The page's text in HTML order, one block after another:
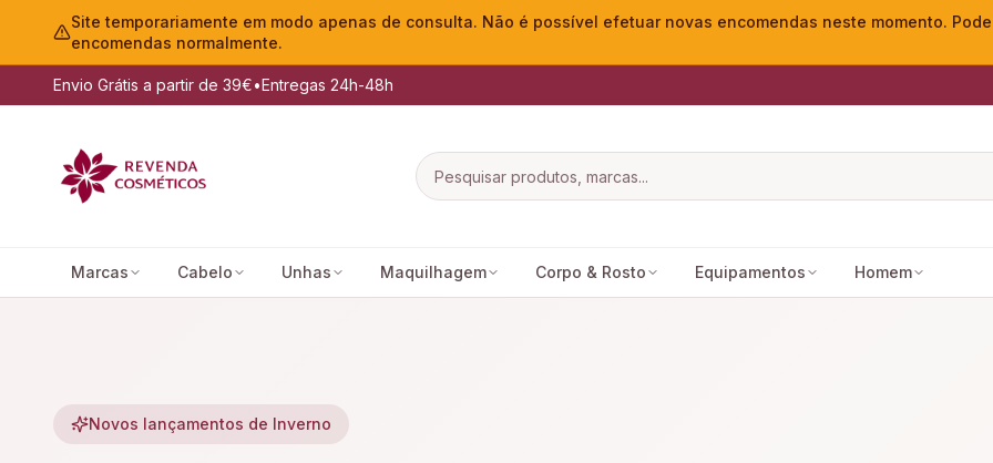
Site temporariamente em modo apenas de consulta. Não é possível efetuar novas encomendas neste momento.
encomendas normalmente.
Envio Grátis a partir de 39€•Entregas 24h-48h
Marcas Cabelo Unhas Maquilhagem Corpo & Rosto Equipamentos Homem
Novos lançamentos de Inverno